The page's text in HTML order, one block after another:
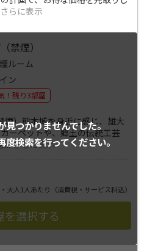
さらに表示
見つかりませんでした。
度検索を行ってください。
禁煙）
ルーム
ン
！残り3部屋
煙）熊本城を身近に感じ、雄大
ーペットや、郷土の伝統工芸
...さらに表示
大人1人あたり （消費税・サービス料込）